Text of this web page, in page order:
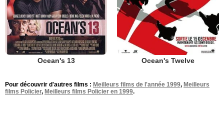
Ocean's 13 Ocean's Twelve
Pour découvrir d'autres films : Meilleurs films de l'année 1999, Meilleurs
films Policier, Meilleurs films Policier en 1999.